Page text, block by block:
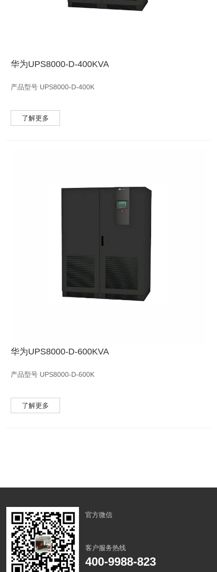
华为UPS8000-D-400KVA
产品型号 UPS8000-D-400K
产品描述UPS8000-D-400K是专为大中型数据中心、服务器机
房、网路计算机房、工业设备(如测量装置、工业自动化设备等)、
了解更多
华为UPS8000-D-600KVA
产品型号 UPS8000-D-600K
产品描述UPS8000-D-600K是专为大中型数据中心、服务器机
房、网路计算机房、工业设备(如测量装置、工业自动化设备等)、
了解更多
官方微信
客户服务热线
400-9988-823